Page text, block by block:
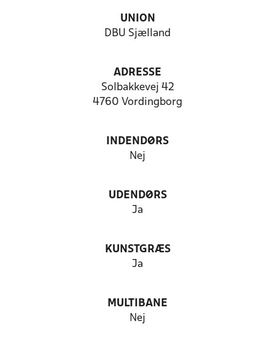
UNION
DBU Sjælland
ADRESSE
Solbakkevej 42
4760 Vordingborg
INDENDØRS
Nej
UDENDØRS
Ja
KUNSTGRÆS
Ja
MULTIBANE
Nej